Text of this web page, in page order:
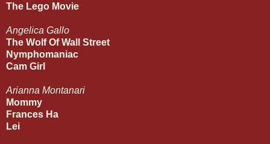
The Lego Movie
Angelica Gallo
The Wolf Of Wall Street
Nymphomaniac
Cam Girl
Arianna Montanari
Mommy
Frances Ha
Lei